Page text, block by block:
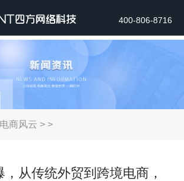
400-806-8716
电商风云 > >
从传统外贸到跨境电商，